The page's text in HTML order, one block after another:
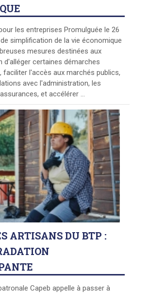
les entreprises Promulguée le 26
simplification de la vie économique
mesures destinées aux
d'alléger certaines démarches
faciliter l'accès aux marchés publics,
avec l'administration, les
et accélérer ...
ARTISANS DU BTP :
Capeb appelle à passer à